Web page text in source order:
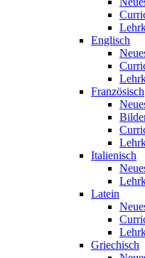
Englisch
Französisch
Italienisch
Latein
Griechisch